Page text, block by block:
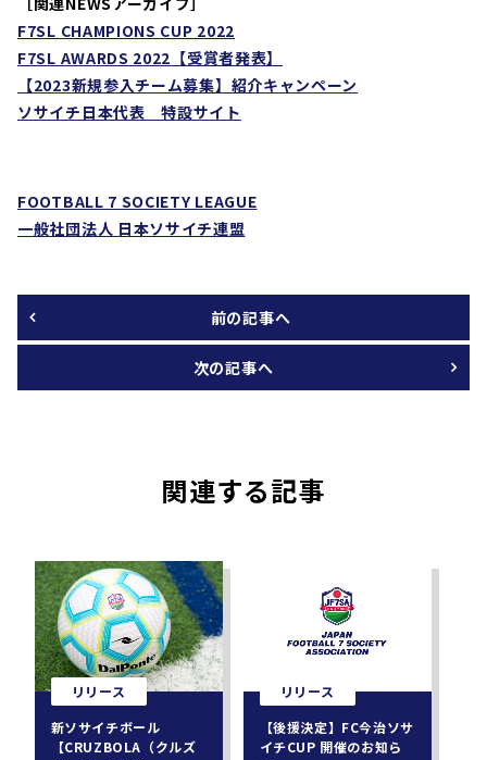
F7SL CHAMPIONS CUP 2022
F7SL AWARDS 2022 【受賞者発表】
【2023新規参入チーム募集】紹介キャンペーン
ソサイチ日本代表 特設サイト
FOOTBALL 7 SOCIETY LEAGUE
一般社団法人 日本ソサイチ連盟
前の記事へ
次の記事へ
関連する記事
リリース
新ソサイチボール
【CRUZBOLA（クルズ
リリース
【後援決定】FC今治ソサ
イチCUP 開催のお知ら